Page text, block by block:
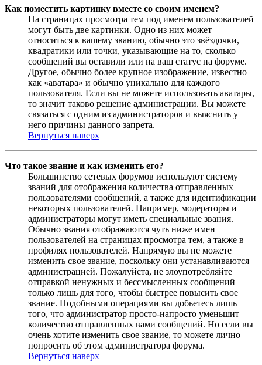
Как поместить картинку вместе со своим именем?
На страницах просмотра тем под именем пользователей
могут быть две картинки. Одно из них может
относиться к вашему званию, обычно это звёздочки,
квадратики или точки, указывающие на то, сколько
сообщений вы оставили или на ваш статус на форуме.
Другое, обычно более крупное изображение, известно
как «аватара» и обычно уникально для каждого
пользователя. Если вы не можете использовать аватары,
то значит таково решение администрации. Вы можете
связаться с одним из администраторов и выяснить у
него причины данного запрета.
Вернуться наверх
Что такое звание и как изменить его?
Большинство сетевых форумов используют систему
званий для отображения количества отправленных
пользователями сообщений, а также для идентификации
некоторых пользователей. Например, модераторы и
администраторы могут иметь специальные звания.
Обычно звания отображаются чуть ниже имен
пользователей на страницах просмотра тем, а также в
профилях пользователей. Напрямую вы не можете
изменить свое звание, поскольку они устанавливаются
администрацией. Пожалуйста, не злоупотребляйте
отправкой ненужных и бессмысленных сообщений
только лишь для того, чтобы быстрее повысить свое
звание. Подобными операциями вы добьетесь лишь
того, что администратор просто-напросто уменьшит
количество отправленных вами сообщений. Но если вы
очень хотите изменить свое звание, то можете лично
попросить об этом администратора форума.
Вернуться наверх